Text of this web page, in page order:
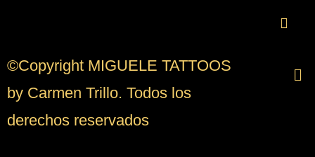
©Copyright MIGUELE TATTOOS
by Carmen Trillo. Todos los
derechos reservados